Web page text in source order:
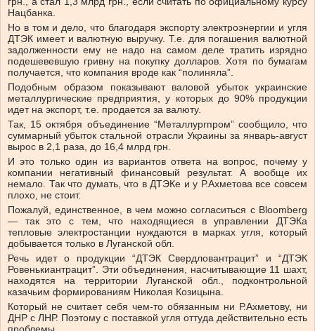
Нацбанка.
Но в том и дело, что благодаря экспорту электроэнергии и угля
ДТЭК имеет и валютную выручку. Т.е. для погашения валютной
задолженности ему не надо на самом деле тратить изрядно
подешевевшую гривну на покупку долларов. Хотя по бумагам
получается, что компания вроде как “полиняла”.
Подобным образом показывают валовой убыток украинские
металлургические предприятия, у которых до 90% продукции
идет на экспорт, т.е. продается за валюту.
Так, 15 октября объединение “Металлургпром” сообщило, что
суммарный убыток стальной отрасли Украины за январь-август
вырос в 2,1 раза, до 16,4 млрд грн.
И это только один из вариантов ответа на вопрос, почему у
компании негативный финансовый результат. А вообще их
немало. Так что думать, что в ДТЭКе и у Р.Ахметова все совсем
плохо, не стоит.
Пожалуй, единственное, в чем можно согласиться с Bloomberg
— так это с тем, что находящиеся в управлении ДТЭКа
тепловые электростанции нуждаются в марках угля, который
добывается только в Луганской обл.
Речь идет о продукции “ДТЭК Свердловантрацит” и “ДТЭК
Ровенькиантрацит”. Эти объединения, насчитывающие 11 шахт,
находятся на территории Луганской обл., подконтрольной
казачьим формированиям Николая Козицына.
Который не считает себя чем-то обязанным ни Р.Ахметову, ни
ДНР с ЛНР. Поэтому с поставкой угля оттуда действительно есть